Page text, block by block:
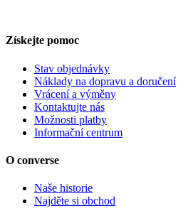
Získejte pomoc
Stav objednávky
Náklady na dopravu a doručení
Vrácení a výměny
Kontaktujte nás
Možnosti platby
Informační centrum
O converse
Naše historie
Najděte si obchod